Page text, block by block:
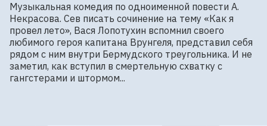
Музыкальная комедия по одноименной повести А.
Некрасова. Сев писать сочинение на тему «Как я
провел лето», Вася Лопотухин вспомнил своего
любимого героя капитана Врунгеля, представил себя
рядом с ним внутри Бермудского треугольника. И не
заметил, как вступил в смертельную схватку с
гангстерами и штормом...